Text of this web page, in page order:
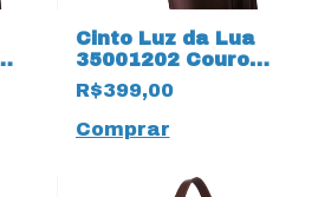
Cinto Luz da Lua
35001202 Couro
Natural Lux 19831
Atacama
R$399,00
Comprar